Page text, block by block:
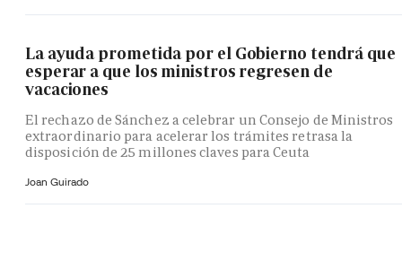
La ayuda prometida por el Gobierno tendrá que
esperar a que los ministros regresen de
vacaciones
El rechazo de Sánchez a celebrar un Consejo de Ministros
extraordinario para acelerar los trámites retrasa la
disposición de 25 millones claves para Ceuta
Joan Guirado